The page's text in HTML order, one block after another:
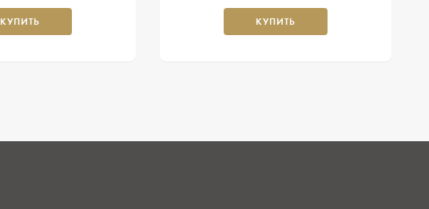
КУПИТЬ КУПИТЬ